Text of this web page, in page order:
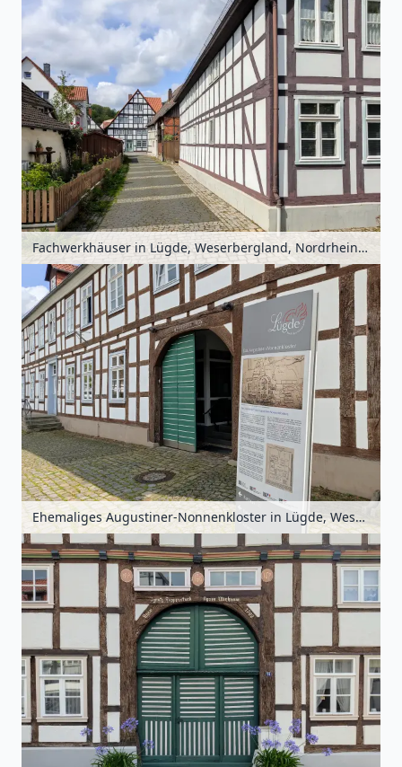
Fachwerkhäuser in Lügde, Weserbergland, Nordrhein-Westfalen, Deutschland
Ehemaliges Augustiner-Nonnenkloster in Lügde, Weserbergland, Nordrhein-Westfalen, Deutschland